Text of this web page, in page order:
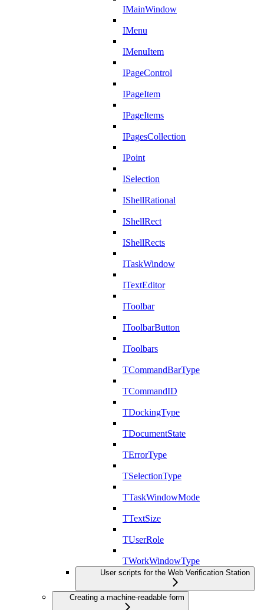
IMainWindow
IMenu
IMenuItem
IPageControl
IPageItem
IPageItems
IPagesCollection
IPoint
ISelection
IShellRational
IShellRect
IShellRects
ITaskWindow
ITextEditor
IToolbar
IToolbarButton
IToolbars
TCommandBarType
TCommandID
TDockingType
TDocumentState
TErrorType
TSelectionType
TTaskWindowMode
TTextSize
TUserRole
TWorkWindowType
User scripts for the Web Verification Station
Creating a machine-readable form